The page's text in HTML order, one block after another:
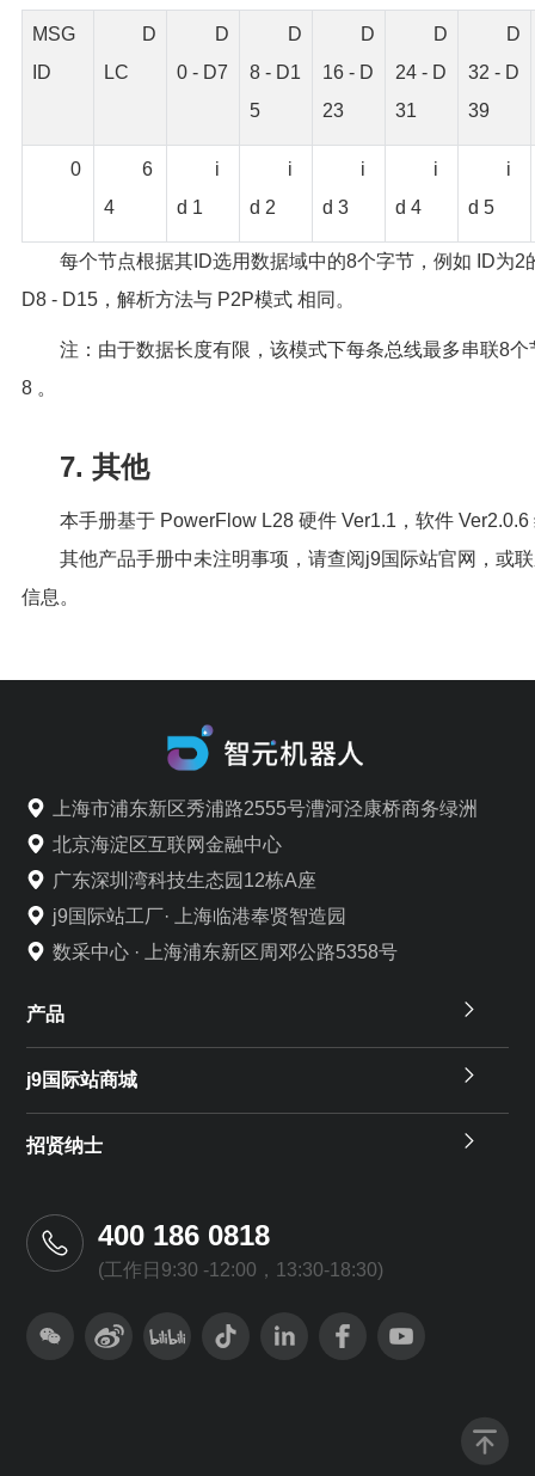
MSG
ID
D
LC
D
0 - D7
D
8 - D1
5
D
16 - D
23
D
24 - D
31
D
32 - D
39
0
6
4
i
d 1
i
d 2
i
d 3
i
d 4
i
d 5
每个节点根据其ID选用数据域中的8个字节，例如 ID为2
D8 - D15，解析方法与 P2P模式 相同。
注：由于数据长度有限，该模式下每条总线最多串联8
8 。
7. 其他
本手册基于 PowerFlow L28 硬件 Ver1.1，软件 Ver2.0.6
其他产品手册中未注明事项，请查阅j9国际站官网，或
信息。
上海市浦东新区秀浦路2555号漕河泾康桥商务绿洲
北京海淀区互联网金融中心
广东深圳湾科技生态园12栋A座
j9国际站工厂· 上海临港奉贤智造园
数采中心 · 上海浦东新区周邓公路5358号
产品
j9国际站商城
招贤纳士
400 186 0818
(工作日9:30 -12:00，13:30-18:30)